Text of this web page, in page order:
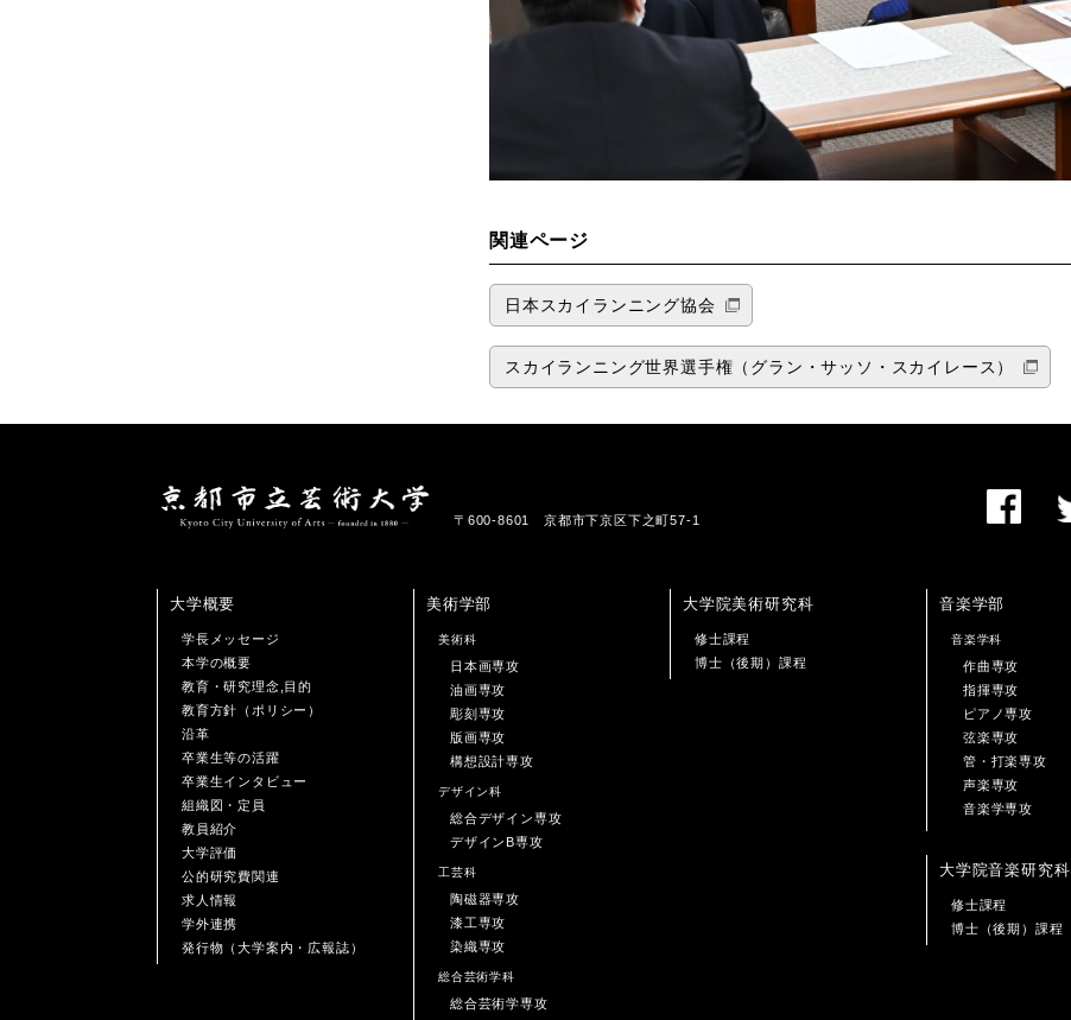
関連ページ
日本スカイランニング協会
スカイランニング世界選手権（グラン・サッソ・スカイレース）
〒600-8601 京都市下京区下之町57-1
大学概要
学長メッセージ
本学の概要
教育・研究理念,目的
教育方針（ポリシー）
沿革
卒業生等の活躍
卒業生インタビュー
組織図・定員
教員紹介
大学評価
公的研究費関連
求人情報
学外連携
発行物（大学案内・広報誌）
美術学部
美術科
日本画専攻
油画専攻
彫刻専攻
版画専攻
構想設計専攻
デザイン科
総合デザイン専攻
デザインB専攻
工芸科
陶磁器専攻
漆工専攻
染織専攻
総合芸術学科
総合芸術学専攻
大学院美術研究科
修士課程
博士（後期）課程
音楽学部
音楽学科
作曲専攻
指揮専攻
ピアノ専攻
弦楽専攻
管・打楽専攻
声楽専攻
音楽学専攻
大学院音楽研究科
修士課程
博士（後期）課程